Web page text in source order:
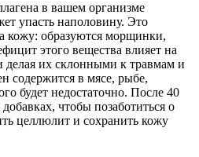
в вашем организме
упасть наполовину. Это
кожу: образуются морщинки,
этого вещества влияет на
делая их склонными к травмам и
содержится в мясе, рыбе,
будет недостаточно. После 40
чтобы позаботиться о
целлюлит и сохранить кожу